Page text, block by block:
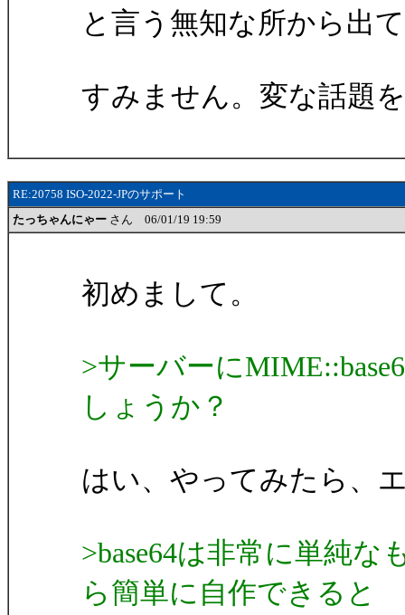
と言う無知な所から出
すみません。変な話題
RE:20758 ISO-2022-JPのサポート
たっちゃんにゃー さん 06/01/19 19:59
初めまして。
>サーバーに
しょうか？
はい、やってみたら、
>base64は非常に単純
ら簡単に自作できると